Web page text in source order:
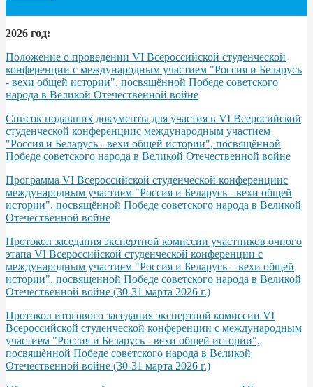
2026 год:
Положение о проведении VI Всероссийской студенческой
конференции с международным участием "Россия и Беларусь
- вехи общей истории", посвящённой Победе советского
народа в Великой Отечественной войне
Список подавших документы для участия в VI Всеросийской
студенческой конференциис международным участием
"Россия и Беларусь - вехи общей истории", посвящённой
Победе советского народа в Великой Отечественной войне
Программа VІ Всероссийской студенческой конференциис
международным участием "Россия и Беларусь - вехи общей
истории", посвящённой Победе советского народа в Великой
Отечественной войне
Протокол заседания экспертной комиссии участников очного
этапа VI Всероссийской студенческой конференции с
международным участием "Россия и Беларусь – вехи общей
истории", посвященной Победе советского народа в Великой
Отечественной войне (30-31 марта 2026 г.)
Протокол итогового заседания экспертной комиссии VI
Всероссийской студенческой конференции с международным
участием "Россия и Беларусь - вехи общей истории",
посвящѐнной Победе советского народа в Великой
Отечественной войне (30-31 марта 2026 г.)